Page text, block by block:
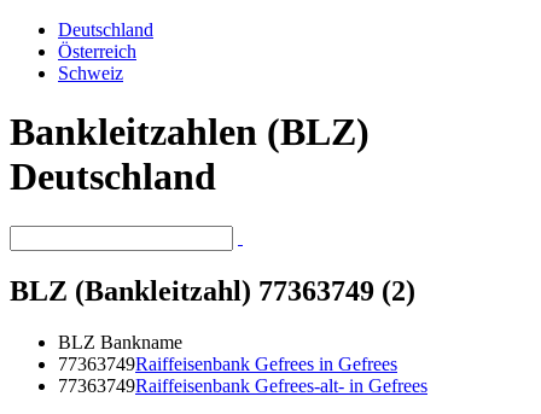
Deutschland
Österreich
Schweiz
Bankleitzahlen (BLZ)
Deutschland
BLZ (Bankleitzahl) 77363749 (2)
BLZ Bankname
77363749Raiffeisenbank Gefrees in Gefrees
77363749Raiffeisenbank Gefrees-alt- in Gefrees